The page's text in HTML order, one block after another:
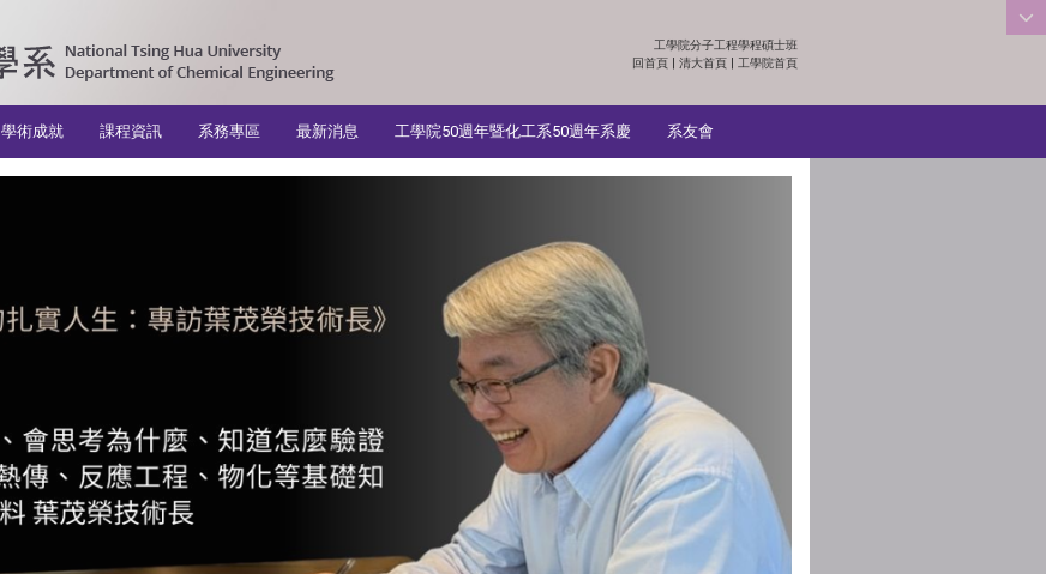
:::
工學院分子工程學程碩士班
回首頁 | 清大首頁 | 工學院首頁
學術成就 課程資訊 系務專區 最新消息 工學院50週年暨化工系50週年系慶 系友會